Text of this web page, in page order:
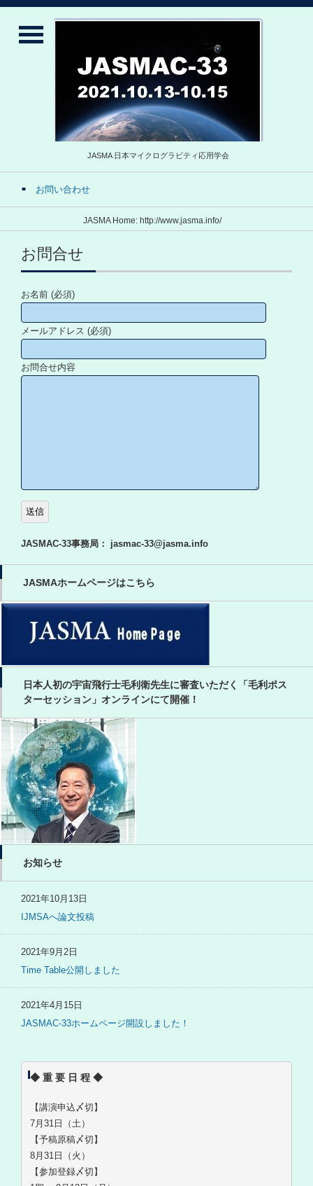
JASMA 日本マイクログラビティ応用学会
お問い合わせ
JASMA Home: http://www.jasma.info/
お問合せ
お名前 (必須)
メールアドレス (必須)
お問合せ内容
JASMAC-33事務局： jasmac-33@jasma.info
JASMAホームページはこちら
日本人初の宇宙飛行士毛利衛先生に審査いただく「毛利ポス
ターセッション」オンラインにて開催！
お知らせ
2021年10月13日
IJMSAへ論文投稿
2021年9月2日
Time Table公開しました
2021年4月15日
JASMAC-33ホームページ開設しました！
◆ 重 要 日 程 ◆
【講演申込〆切】
7月31日（土）
【予稿原稿〆切】
8月31日（火）
【参加登録〆切】